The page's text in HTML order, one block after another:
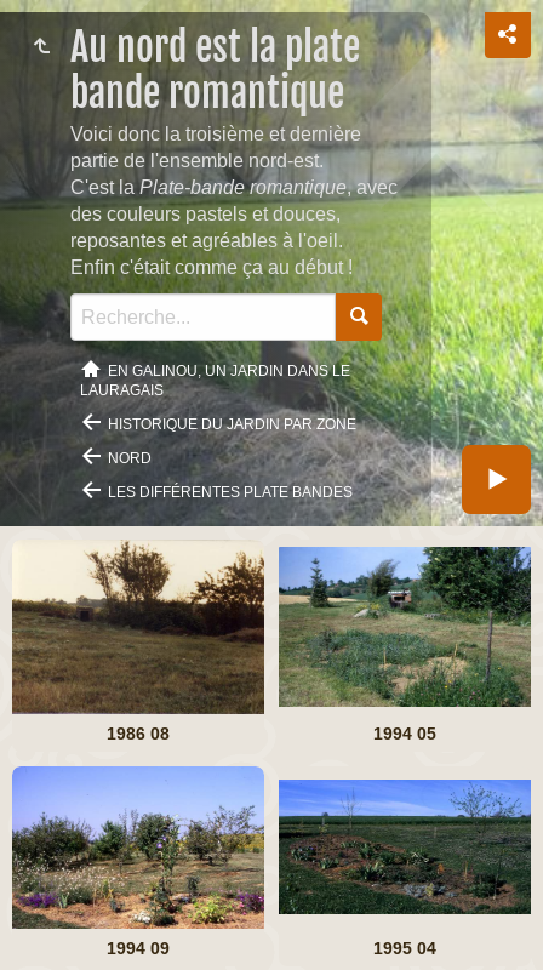
Au nord est la plate
bande romantique
Voici donc la troisième et dernière
partie de l'ensemble nord-est.
C'est la Plate-bande romantique, avec
des couleurs pastels et douces,
reposantes et agréables à l'oeil.
Enfin c'était comme ça au début !
EN GALINOU, UN JARDIN DANS LE
LAURAGAIS
HISTORIQUE DU JARDIN PAR ZONE
NORD
LES DIFFÉRENTES PLATE BANDES
1986 08 1994 05
1994 09 1995 04